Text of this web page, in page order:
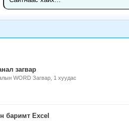
загвар
WORD Загвар, 1 хуудас
баримт Excel